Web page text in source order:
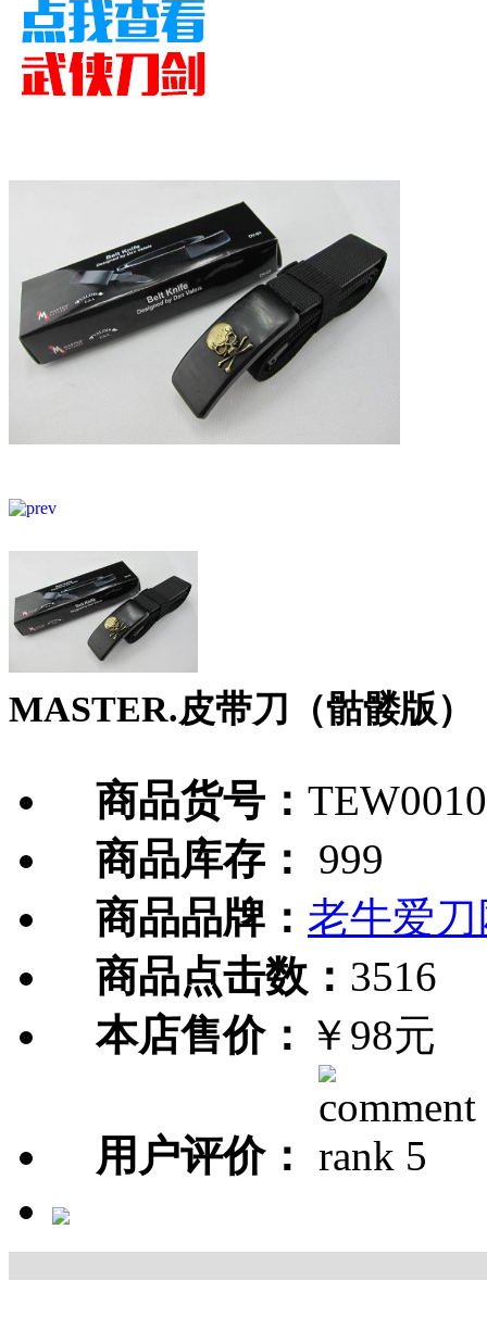
MASTER.皮带刀（骷髅版）
商品货号：
商品库存：
999
商品品牌： 老牛爱刀
商品点击数： 3516
本店售价： ￥98元
用户评价：